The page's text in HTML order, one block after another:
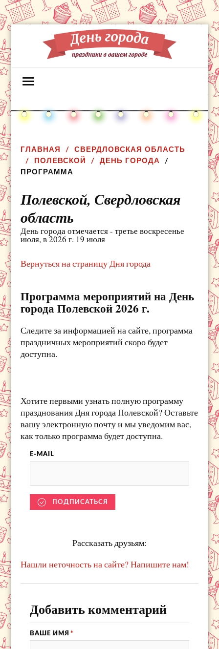
ГЛАВНАЯ
СВЕРДЛОВСКАЯ ОБЛАСТЬ
ПОЛЕВСКОЙ
ДЕНЬ ГОРОДА
ПРОГРАММА
Полевской, Свердловская
область
День города отмечается - третье воскресенье
июля, в 2026 г. 19 июля
Вернуться на страницу Дня города
Программа мероприятий на День
города Полевской 2026 г.
Следите за информацией на сайте, программа
праздничных мероприятий скоро будет
доступна.
Хотите первыми узнать полную программу
празднования Дня города Полевской? Оставьте
вашу электронную почту и мы уведомим вас,
как только программа будет доступна.
E-MAIL
ПОДПИСАТЬСЯ
Рассказать друзьям:
Нашли неточность на сайте? Напишите нам!
Добавить комментарий
ВАШЕ ИМЯ *